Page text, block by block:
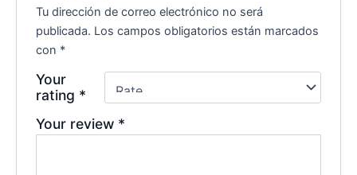
Tu dirección de correo electrónico no será
publicada. Los campos obligatorios están marcados
con *
Your
rating *
Your review *